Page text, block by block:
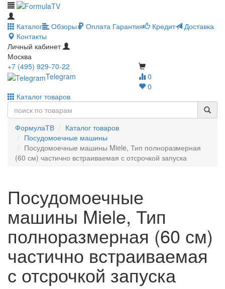
Каталог Обзоры Оплата Гарантия Кредит
Доставка
Контакты
Личный кабинет
Москва
0
0
+7 (495) 929-70-22
Telegram
Каталог товаров
ФормулаТВ
Каталог товаров
Посудомоечные машины
Посудомоечные машины Miele, Тип полноразмерная
(60 см) частично встраиваемая с отсрочкой запуска
Посудомоечные
машины Miele, Тип
полноразмерная (60 см)
частично встраиваемая
с отсрочкой запуска